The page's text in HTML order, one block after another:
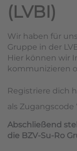
(LVBI)
Wir haben für
Gruppe in der
Hier können wir
kommunizieren
Registriere dich
als Zugangscode
Abschließend
die BZV-Su-Ro